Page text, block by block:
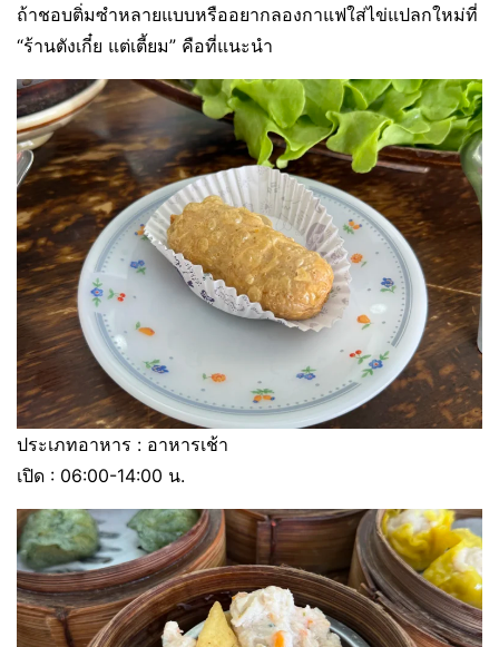
ถ้าชอบติ่มซำหลายแบบหรืออยากลองกาแฟใส่ไข่แปลกใหม่ที่
“ร้านตังเกี๋ย แต่เตี้ยม” คือที่แนะนำ
ประเภทอาหาร : อาหารเช้า
เปิด : 06:00-14:00 น.